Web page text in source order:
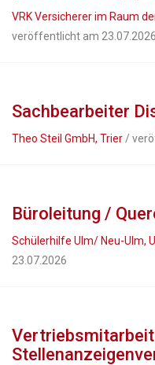
VRK Versicherer im Raum
veröffentlicht am 23.07.2026
Sachbearbeiter
Theo Steil GmbH, Trier /
Büroleitung /
Schülerhilfe Ulm/ Neu-Ulm,
23.07.2026